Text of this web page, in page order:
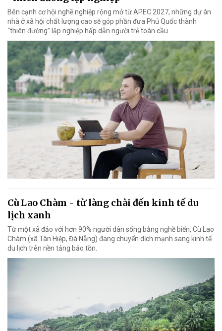
Bên cạnh cơ hội nghề nghiệp rộng mở từ APEC 2027, những dự án
nhà ở xã hội chất lượng cao sẽ góp phần đưa Phú Quốc thành
“thiên đường” lập nghiệp hấp dẫn người trẻ toàn cầu.
Cù Lao Chàm - từ làng chài đến kinh tế du
lịch xanh
Từ một xã đảo với hơn 90% người dân sống bằng nghề biển, Cù Lao
Chàm (xã Tân Hiệp, Đà Nẵng) đang chuyển dịch mạnh sang kinh tế
du lịch trên nền tảng bảo tồn.